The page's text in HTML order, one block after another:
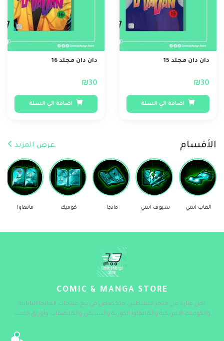
دان دان مجلد 15
₪30
اضافة الي السلة
دان دان مجلد 16
₪30
اضافة الي السلة
الأقسام عرض المزيد
العاب انمي سيوف انمي مانجا كوميك مانهاوا
COMIC & MANGA STORE
نحن عبارة عن متجر فلسطيني متخصص في بيع منتجات المانجا اليابانية
والكوميك الامريكية والمانهاوا الكورية والستيكرز والملصقات وأوراق اللعب